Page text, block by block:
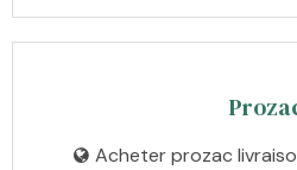
Acheter prozac